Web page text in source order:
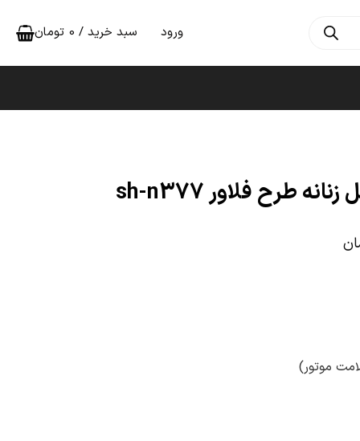
ورود سبد خرید / 0 تومان
موتور)